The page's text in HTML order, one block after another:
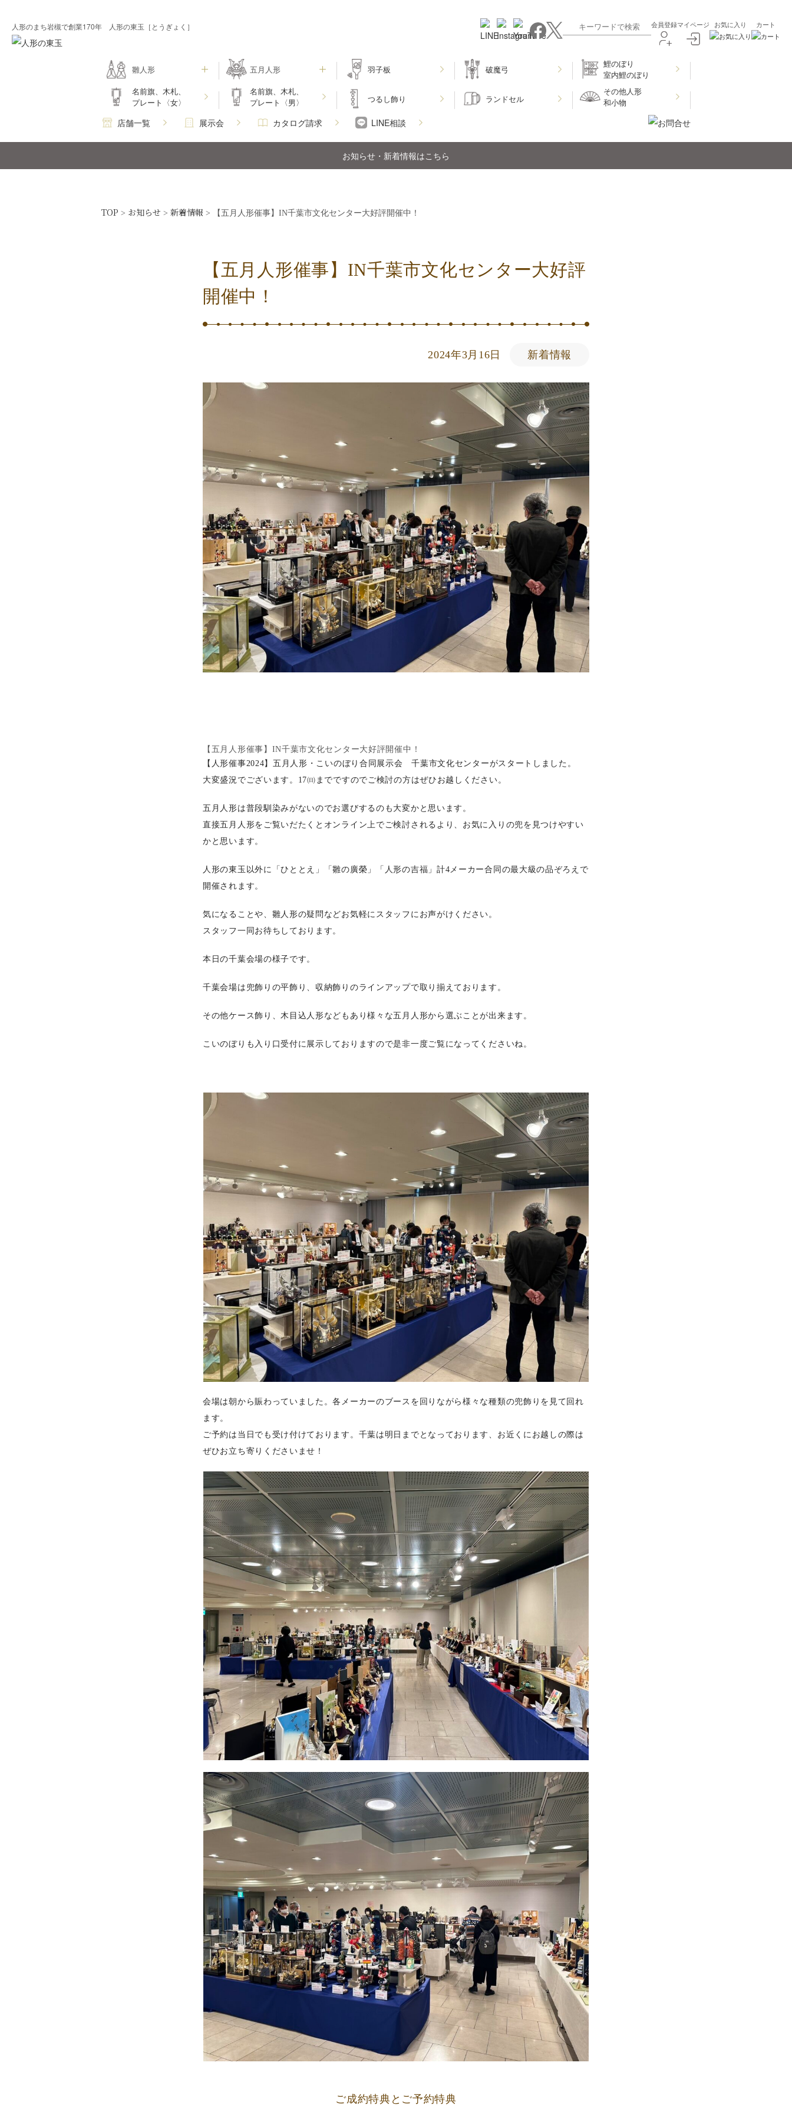
人形のまち岩槻で創業170年 人形の東玉［とうぎょく］ 会員登録マイページ お気に入り カート
雛人形 五月人形 羽子板 破魔弓
鯉のぼり
室内鯉のぼり
名前旗、木札、
プレート〈女〉
名前旗、木札、
プレート〈男〉
つるし飾り ランドセル
その他人形
和小物
店舗一覧 展示会 カタログ請求 LINE相談
お知らせ・新着情報はこちら
TOP > お知らせ > 新着情報 > 【五月人形催事】IN千葉市文化センター大好評開催中！
【五月人形催事】IN千葉市文化センター大好評
開催中！
2024年3月16日 新着情報
【五月人形催事】IN千葉市文化センター大好評開催中！
【人形催事2024】五月人形・こいのぼり合同展示会 千葉市文化センターがスタートしました。
大変盛況でございます。17㈰までですのでご検討の方はぜひお越しください。
五月人形は普段馴染みがないのでお選びするのも大変かと思います。
直接五月人形をご覧いだたくとオンライン上でご検討されるより、お気に入りの兜を見つけやすい
かと思います。
人形の東玉以外に「ひととえ」「雛の廣榮」「人形の吉福」計4メーカー合同の最大級の品ぞろえで
開催されます。
気になることや、雛人形の疑問などお気軽にスタッフにお声がけください。
スタッフ一同お待ちしております。
本日の千葉会場の様子です。
千葉会場は兜飾りの平飾り、収納飾りのラインアップで取り揃えております。
その他ケース飾り、木目込人形などもあり様々な五月人形から選ぶことが出来ます。
こいのぼりも入り口受付に展示しておりますので是非一度ご覧になってくださいね。
会場は朝から賑わっていました。各メーカーのブースを回りながら様々な種類の兜飾りを見て回れ
ます。
ご予約は当日でも受け付けております。千葉は明日までとなっております、お近くにお越しの際は
ぜひお立ち寄りくださいませ！
ご成約特典とご予約特典